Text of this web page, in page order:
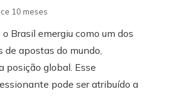
10 meses
Brasil emergiu como um dos
de apostas do mundo,
posição global. Esse
pode ser atribuído a